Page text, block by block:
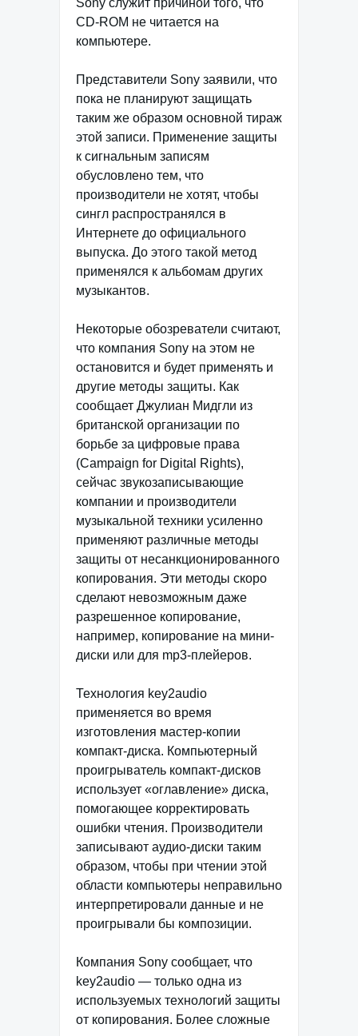
Sony служит причиной того, что
CD-ROM не читается на
компьютере.
Представители Sony заявили, что
пока не планируют защищать
таким же образом основной тираж
этой записи. Применение защиты
к сигнальным записям
обусловлено тем, что
производители не хотят, чтобы
сингл распространялся в
Интернете до официального
выпуска. До этого такой метод
применялся к альбомам других
музыкантов.
Некоторые обозреватели считают,
что компания Sony на этом не
остановится и будет применять и
другие методы защиты. Как
сообщает Джулиан Мидгли из
британской организации по
борьбе за цифровые права
(Campaign for Digital Rights),
сейчас звукозаписывающие
компании и производители
музыкальной техники усиленно
применяют различные методы
защиты от несанкционированного
копирования. Эти методы скоро
сделают невозможным даже
разрешенное копирование,
например, копирование на мини-
диски или для mp3-плейеров.
Технология key2audio
применяется во время
изготовления мастер-копии
компакт-диска. Компьютерный
проигрыватель компакт-дисков
использует «оглавление» диска,
помогающее корректировать
ошибки чтения. Производители
записывают аудио-диски таким
образом, чтобы при чтении этой
области компьютеры неправильно
интерпретировали данные и не
проигрывали бы композиции.
Компания Sony сообщает, что
key2audio — только одна из
используемых технологий защиты
от копирования. Более сложные